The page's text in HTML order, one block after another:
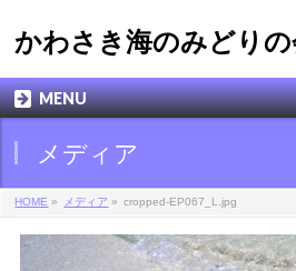
かわさき海のみどり
MENU
メディア
HOME » メディア » cropped-EP067_L.jpg